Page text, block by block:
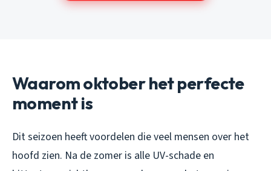
Waarom oktober het perfecte
moment is
Dit seizoen heeft voordelen die veel mensen over het
hoofd zien. Na de zomer is alle UV-schade en